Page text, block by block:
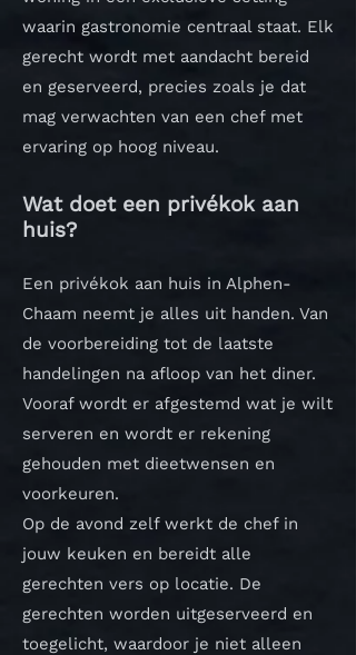
waarin gastronomie centraal staat. Elk
gerecht wordt met aandacht bereid
en geserveerd, precies zoals je dat
mag verwachten van een chef met
ervaring op hoog niveau.
Wat doet een privékok aan
huis?
Een privékok aan huis in Alphen-
Chaam neemt je alles uit handen. Van
de voorbereiding tot de laatste
handelingen na afloop van het diner.
Vooraf wordt er afgestemd wat je wilt
serveren en wordt er rekening
gehouden met dieetwensen en
voorkeuren.
Op de avond zelf werkt de chef in
jouw keuken en bereidt alle
gerechten vers op locatie. De
gerechten worden uitgeserveerd en
toegelicht, waardoor je niet alleen